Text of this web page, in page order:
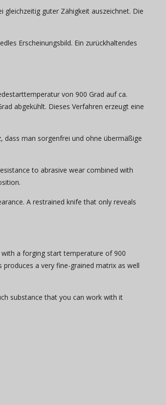
gleichzeitig guter Zähigkeit auszeichnet. Die
Erscheinungsbild. Ein zurückhaltendes
von 900 Grad auf ca.
abgekühlt. Dieses Verfahren erzeugt eine
dass man sorgenfrei und ohne übermäßige
to abrasive wear combined with
A restrained knife that only reveals
a forging start temperature of 900
a very fine-grained matrix as well
substance that you can work with it